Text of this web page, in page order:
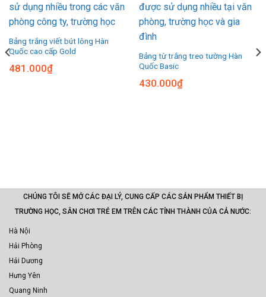
Bảng trắng viết bút lông Hàn
Quốc cao cấp Gold
481.000₫
Bảng từ trắng treo tường Hàn
Quốc Basic
430.000₫
CHÚNG TÔI SẼ MỞ CÁC ĐẠI LÝ, CUNG CẤP CÁC SẢN PHẨM THIẾT BỊ
TRƯỜNG HỌC, SÂN CHƠI TRẺ EM TRÊN CÁC TỈNH THÀNH CỦA CẢ NƯỚC:
Hà Nội
Hải Phòng
Hải Dương
Hưng Yên
Quang Ninh